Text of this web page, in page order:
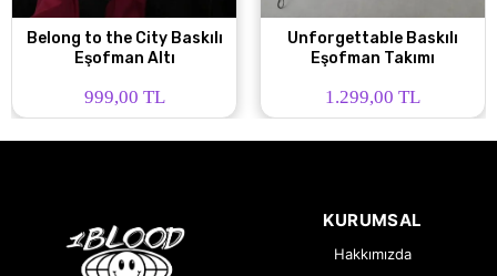
Belong to the City Baskılı
Eşofman Altı
999,00 TL
Unforgettable Baskılı
Eşofman Takımı
1.299,00 TL
KURUMSAL
Hakkımızda